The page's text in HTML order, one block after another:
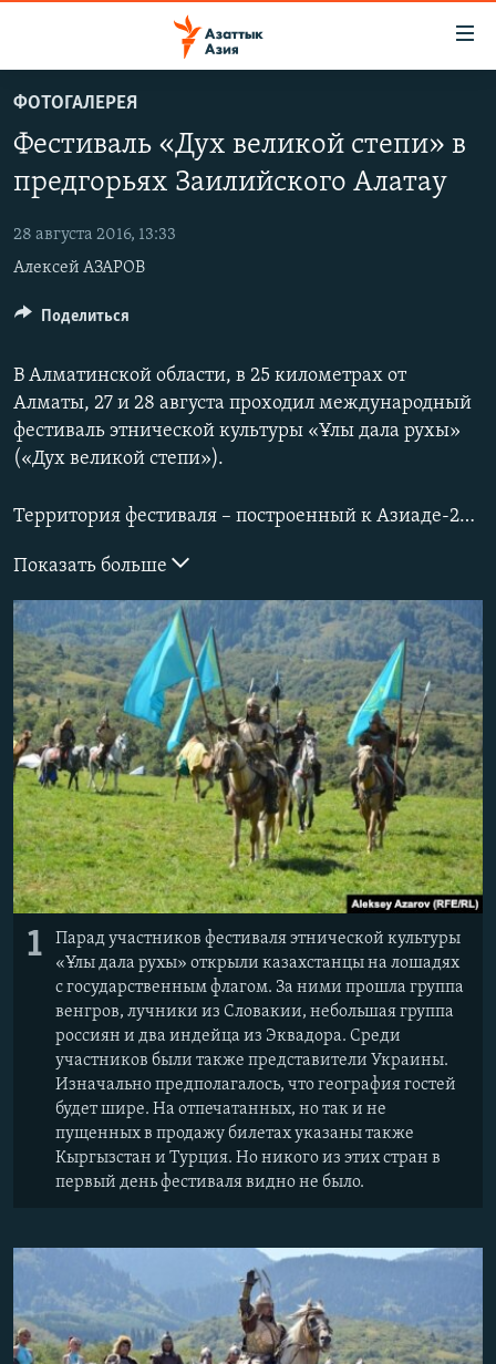
основному
содержанию
Вернутся
Вернутся
поиску
КАЗАХСТАН
КЫРГЫЗСТАН
УЗБЕКИСТАН
ТАДЖИКИСТАН
НОВОСТИ
ВОЙНА В УКРАИНЕ
НА ДРУГИХ ЯЗЫКАХ
ҚАЗАҚША
КЫРГЫЗЧА
ТОҶИКӢ
TÜRKMENÇE
Все сайты РСЕ/РС
ФОТОГАЛЕРЕЯ
Фестиваль «Дух великой степи» в
предгорьях Заилийского Алатау
28 августа 2016, 13:33
Алексей АЗАРОВ
В Алматинской области, в 25 километрах от
Алматы, 27 и 28 августа проходил международный
фестиваль этнической культуры «Ұлы дала рухы»
(«Дух великой степи»).
Территория фестиваля – построенный к Азиаде-2010 биатлонный стадион недалеко от горнолыжного курорта «Акбулак». На юге, юго-востоке и юго-западе – горы Заилийского Алатау. В северной стороне видны кварталы города Талгар. Через эти места в древности проходила одна из ветвей Великого шелкового пути. Для фестиваля установили множество казахских юрт, которые расположили по принципу аулов – аул ремесленников, аул лучников, аул батыров, аул охотников с беркутом, соколом-балобаном и гончими тазы и так далле. Все посетители сразу попадали в коридор из бунчуков – копий с волчьими хвостами (или их аналогами), привязанными к наконечнику.
Показать больше
1
Парад участников фестиваля этнической культуры
«Ұлы дала рухы» открыли казахстанцы на лошадях
с государственным флагом. За ними прошла группа
венгров, лучники из Словакии, небольшая группа
россиян и два индейца из Эквадора. Среди
участников были также представители Украины.
Изначально предполагалось, что география гостей
будет шире. На отпечатанных, но так и не
пущенных в продажу билетах указаны также
Кыргызстан и Турция. Но никого из этих стран в
первый день фестиваля видно не было.
Поделиться